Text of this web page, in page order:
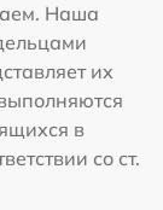
Наша
их
в
со ст.